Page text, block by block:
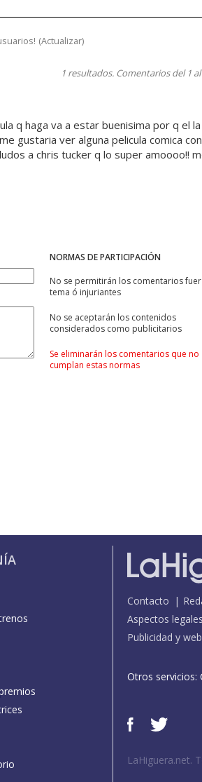
(Actualizar)
1 resultados. Comentarios del 1
q haga va a estar buenisima por q el
gustaria ver alguna pelicula comica
a chris tucker q lo super amoooo!!
NORMAS DE PARTICIPACIÓN
No se permitirán los comentarios
tema ó injuriantes
No se aceptarán los contenidos
considerados como publicitarios
Se eliminarán los comentarios que no
cumplan estas normas
Contacto
Aspectos legales
Publicidad y
Otros servicios:
LaHiguera.net.